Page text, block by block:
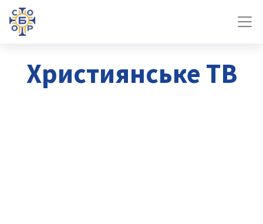
Християнське ТВ